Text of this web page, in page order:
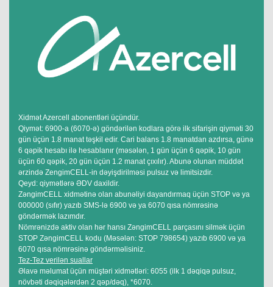
Xidmət Azercell abonentləri üçündür.
Qiymət: 6900-a (6070-ə) göndərilən kodlara görə ilk sifarişin qiyməti 30
gün üçün 1.8 manat təşkil edir. Cari balans 1.8 manatdan azdırsa, günə
6 qəpik hesabı ilə hesablanır (məsələn, 1 gün üçün 6 qəpik, 10 gün
üçün 60 qəpik, 20 gün üçün 1.2 manat çıxılır). Abunə olunan müddət
ərzində ZengimCELL-in dəyişdirilməsi pulsuz və limitsizdir.
Qeyd: qiymətlərə ƏDV daxildir.
ZəngimCELL xidmətinə olan abunəliyi dayandırmaq üçün STOP və ya
000000 (sıfır) yazıb SMS-lə 6900 və ya 6070 qısa nömrəsinə
göndərmək lazımdır.
Nömrənizdə aktiv olan hər hansı ZəngimCELL parçasını silmək üçün
STOP ZəngimCELL kodu (Məsələn: STOP 798654) yazıb 6900 və ya
6070 qısa nömrəsinə göndərməlisiniz.
Tez-Tez verilən suallar
Əlavə məlumat üçün müştəri xidmətləri: 6055 (ilk 1 dəqiqə pulsuz,
növbəti dəqiqələrdən 2 qəp/dəq), *6070.